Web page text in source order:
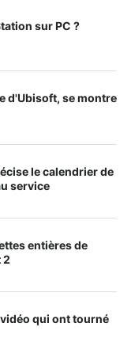
sur PC ?
d'Ubisoft, se montre
le calendrier de
service
entières de
2
qui ont tourné